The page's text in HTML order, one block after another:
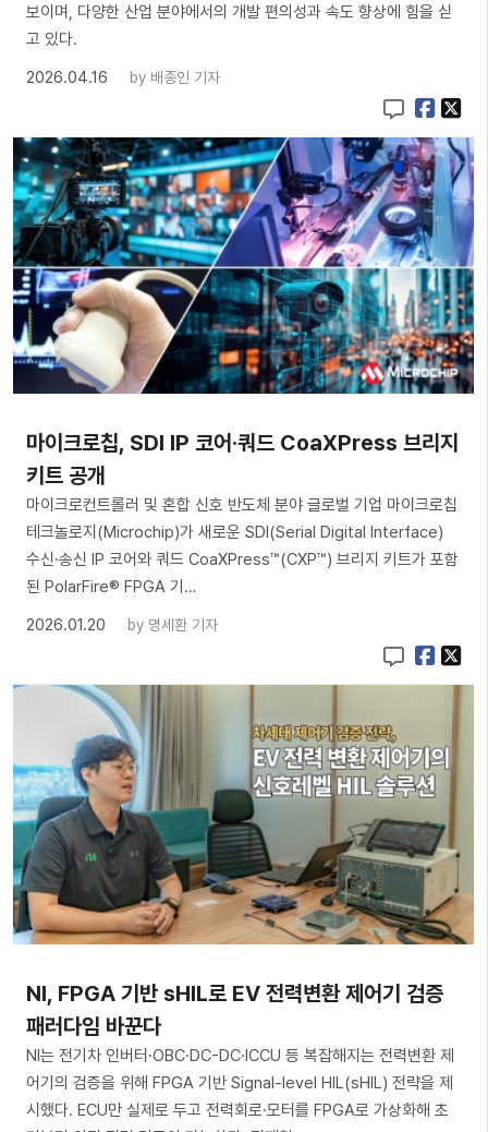
보이며, 다양한 산업 분야에서의 개발 편의성과 속도 향상에 힘을 싣
고 있다.
2026.04.16
by 배종인 기자
마이크로칩, SDI IP 코어·쿼드 CoaXPress 브리지
키트 공개
마이크로컨트롤러 및 혼합 신호 반도체 분야 글로벌 기업 마이크로칩
테크놀로지(Microchip)가 새로운 SDI(Serial Digital Interface)
수신·송신 IP 코어와 쿼드 CoaXPress™(CXP™) 브리지 키트가 포함
된 PolarFire® FPGA 기…
2026.01.20
by 명세환 기자
NI, FPGA 기반 sHIL로 EV 전력변환 제어기 검증
패러다임 바꾼다
NI는 전기차 인버터·OBC·DC-DC·ICCU 등 복잡해지는 전력변환 제
어기의 검증을 위해 FPGA 기반 Signal-level HIL(sHIL) 전략을 제
시했다. ECU만 실제로 두고 전력회로·모터를 FPGA로 가상화해 초